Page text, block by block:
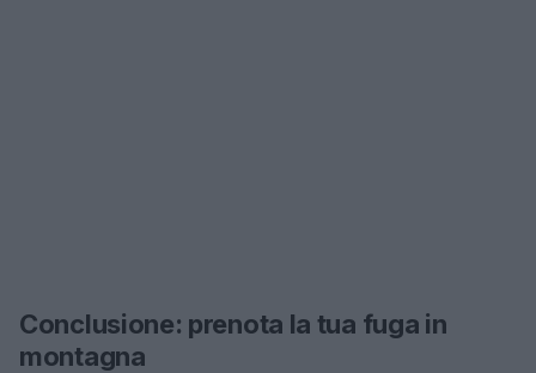
Conclusione: prenota la tua fuga in
montagna